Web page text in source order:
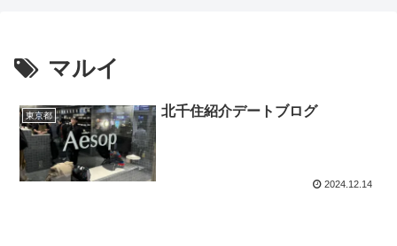
マルイ
東京都 北千住紹介デートブログ
2024.12.14